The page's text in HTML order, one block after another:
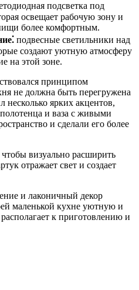
подсветка под
освещает рабочую зону и
более комфортным.
подвесные светильники над
создают уютную атмосферу
на этой зоне.
принципом
не должна быть перегружена
ярких акцентов,
и ваза с живыми
и сделали его более
визуально расширить
отражает свет и создает
и лаконичный декор
маленькой кухне уютную и
к приготовлению и